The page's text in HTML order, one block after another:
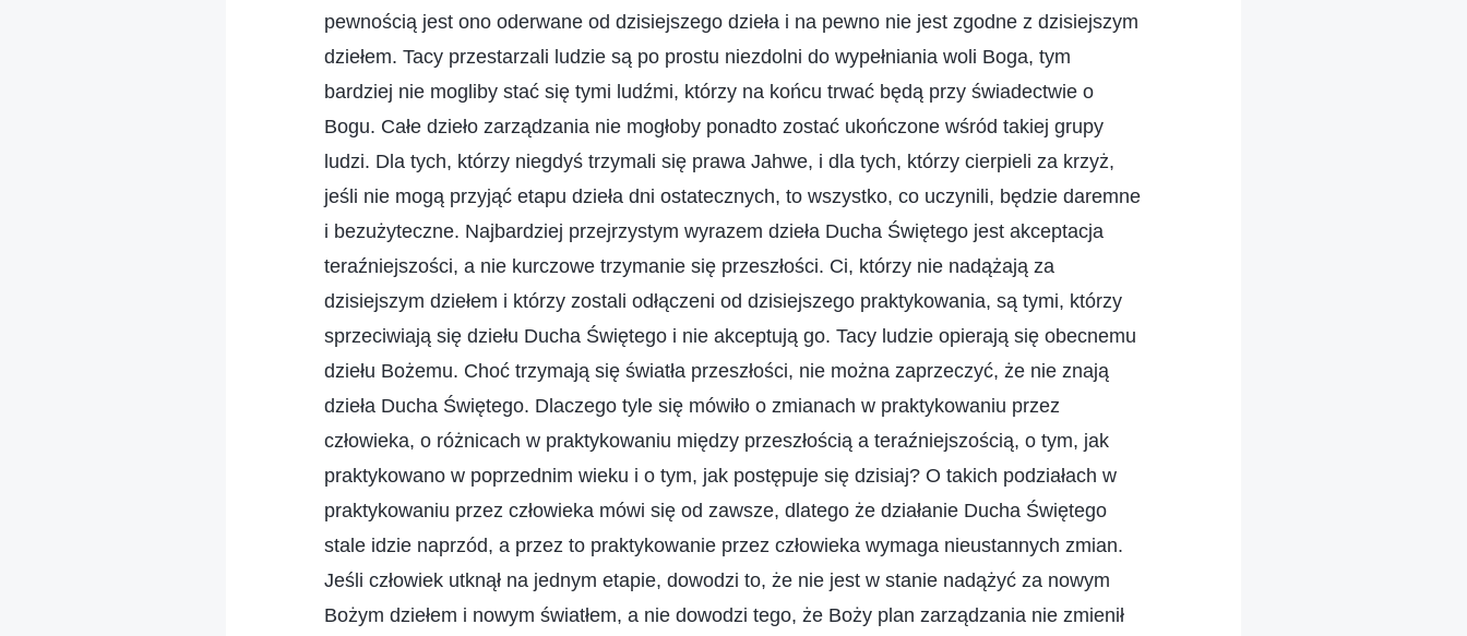
pewnością jest ono oderwane od dzisiejszego dzieła i na pewno nie jest zgodne z dzisiejszym
dziełem. Tacy przestarzali ludzie są po prostu niezdolni do wypełniania woli Boga, tym
bardziej nie mogliby stać się tymi ludźmi, którzy na końcu trwać będą przy świadectwie o
Bogu. Całe dzieło zarządzania nie mogłoby ponadto zostać ukończone wśród takiej grupy
ludzi. Dla tych, którzy niegdyś trzymali się prawa Jahwe, i dla tych, którzy cierpieli za krzyż,
jeśli nie mogą przyjąć etapu dzieła dni ostatecznych, to wszystko, co uczynili, będzie daremne
i bezużyteczne. Najbardziej przejrzystym wyrazem dzieła Ducha Świętego jest akceptacja
teraźniejszości, a nie kurczowe trzymanie się przeszłości. Ci, którzy nie nadążają za
dzisiejszym dziełem i którzy zostali odłączeni od dzisiejszego praktykowania, są tymi, którzy
sprzeciwiają się dziełu Ducha Świętego i nie akceptują go. Tacy ludzie opierają się obecnemu
dziełu Bożemu. Choć trzymają się światła przeszłości, nie można zaprzeczyć, że nie znają
dzieła Ducha Świętego. Dlaczego tyle się mówiło o zmianach w praktykowaniu przez
człowieka, o różnicach w praktykowaniu między przeszłością a teraźniejszością, o tym, jak
praktykowano w poprzednim wieku i o tym, jak postępuje się dzisiaj? O takich podziałach w
praktykowaniu przez człowieka mówi się od zawsze, dlatego że działanie Ducha Świętego
stale idzie naprzód, a przez to praktykowanie przez człowieka wymaga nieustannych zmian.
Jeśli człowiek utknął na jednym etapie, dowodzi to, że nie jest w stanie nadążyć za nowym
Bożym dziełem i nowym światłem, a nie dowodzi tego, że Boży plan zarządzania nie zmienił